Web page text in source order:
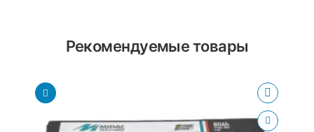
Рекомендуемые товары